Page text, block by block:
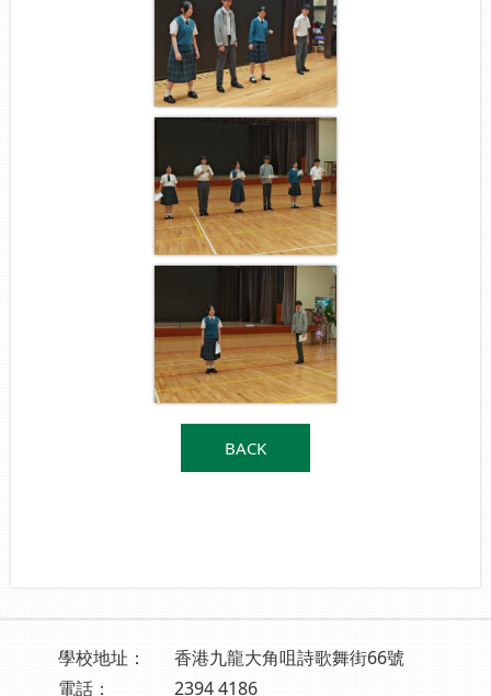
BACK
學校地址：
香港九龍大角咀詩歌舞街66號
電話：
2394 4186